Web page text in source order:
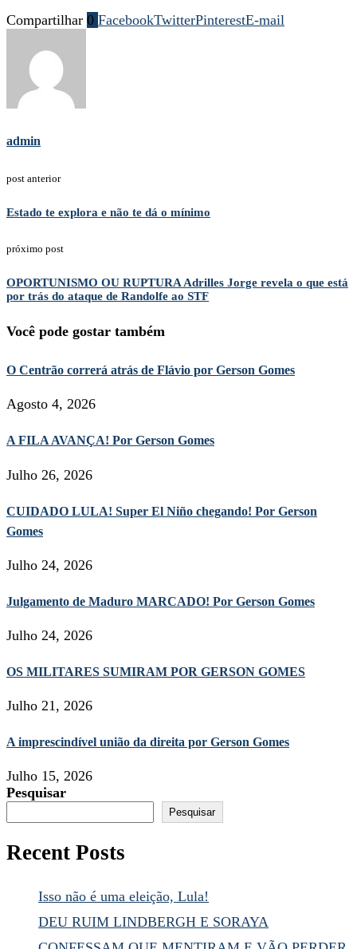
Compartilhar 0 FacebookTwitterPinterestE-mail
admin
post anterior
Estado te explora e não te dá o mínimo
próximo post
OPORTUNISMO OU RUPTURA Adrilles Jorge revela o que está
por trás do ataque de Randolfe ao STF
Você pode gostar também
O Centrão correrá atrás de Flávio por Gerson Gomes
Agosto 4, 2026
A FILA AVANÇA! Por Gerson Gomes
Julho 26, 2026
CUIDADO LULA! Super El Niño chegando! Por Gerson
Gomes
Julho 24, 2026
Julgamento de Maduro MARCADO! Por Gerson Gomes
Julho 24, 2026
OS MILITARES SUMIRAM POR GERSON GOMES
Julho 21, 2026
A imprescindível união da direita por Gerson Gomes
Julho 15, 2026
Pesquisar
Pesquisar
Recent Posts
Isso não é uma eleição, Lula!
DEU RUIM LINDBERGH E SORAYA